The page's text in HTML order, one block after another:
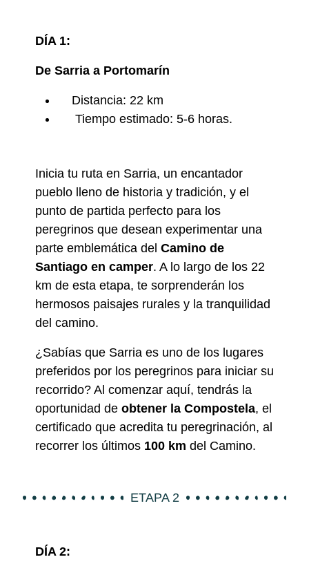
DÍA 1:
De Sarria a Portomarín
Distancia: 22 km
Tiempo estimado: 5-6 horas.
Inicia tu ruta en Sarria, un encantador
pueblo lleno de historia y tradición, y el
punto de partida perfecto para los
peregrinos que desean experimentar una
parte emblemática del Camino de
Santiago en camper. A lo largo de los 22
km de esta etapa, te sorprenderán los
hermosos paisajes rurales y la tranquilidad
del camino.
¿Sabías que Sarria es uno de los lugares
preferidos por los peregrinos para iniciar su
recorrido? Al comenzar aquí, tendrás la
oportunidad de obtener la Compostela, el
certificado que acredita tu peregrinación, al
recorrer los últimos 100 km del Camino.
ETAPA 2
DÍA 2: